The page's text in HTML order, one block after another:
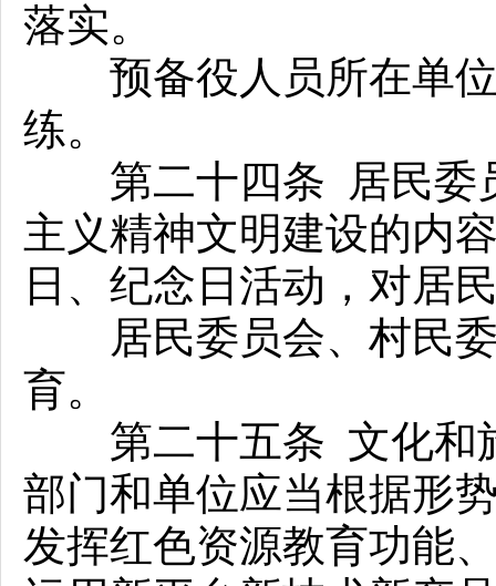
落实。
预备役人员所在单位
练。
第二十四条 居民委员
主义精神文明建设的内
日、纪念日活动，对居
居民委员会、村民委
育。
第二十五条 文化和旅
部门和单位应当根据形
发挥红色资源教育功能